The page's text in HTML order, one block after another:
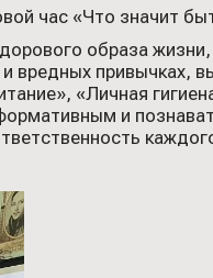
час «Что значит
образа
привычках,
«Личная
и